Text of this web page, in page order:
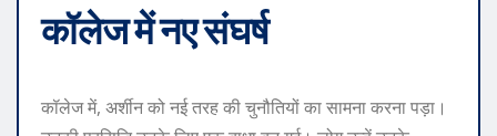
कॉलेज में नए संघर्ष
कॉलेज में, अर्शीन को नई तरह की चुनौतियों का सामना करना पड़ा।